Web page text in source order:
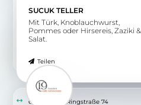
SUCUK TELLER
Mit Türk, Knoblauchwurst,
Pommes oder Hirsereis, Zaziki &
Salat.
Teilen
6.09 km
Ringstraße 74